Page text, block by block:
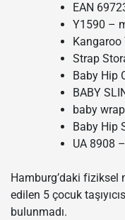
EAN
Y1590 –
Kangaroo
Strap
Baby Hip
BABY
baby
Baby Hip
UA 8908 –
Hamburg’daki fiziksel
edilen 5 çocuk
bulunmadı.